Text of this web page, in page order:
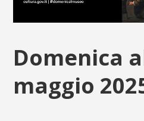
Domenica
maggio